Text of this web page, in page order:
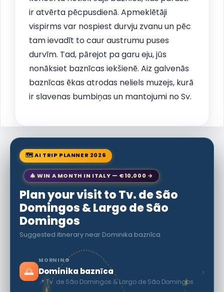
ir atvērta pēcpusdienā. Apmeklētāji
vispirms var nospiest durvju zvanu un pēc
tam ievadīt to caur austrumu puses
durvīm. Tad, pārejot pa garu eju, jūs
nonāksiet baznīcas iekšienē. Aiz galvenās
baznīcas ēkas atrodas neliels muzejs, kurā
ir slavenas bumbiņas un mantojumi no Sv.
🗺 AI TRIP PLANNER 2026
🎄 WIN A MONTH IN ITALY — €10,000 →
Plan your visit to Tv. de São
Domingos & Largo de São
Domingos
Suggested itinerary near Dominika baznīca
🌅
MORNING
Dominika baznīca
📍 Tv. de São Domingos & Largo de São Domingos
›